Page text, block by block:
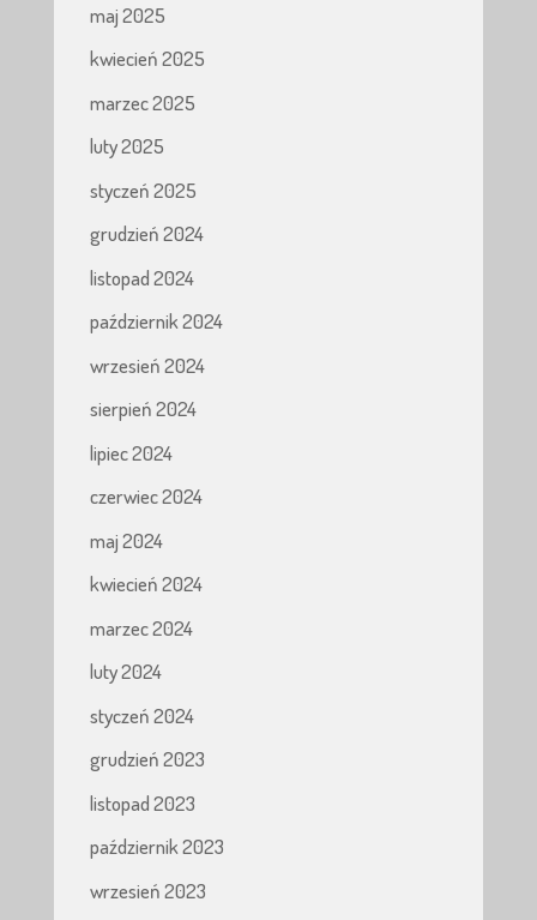
maj 2025
kwiecień 2025
marzec 2025
luty 2025
styczeń 2025
grudzień 2024
listopad 2024
październik 2024
wrzesień 2024
sierpień 2024
lipiec 2024
czerwiec 2024
maj 2024
kwiecień 2024
marzec 2024
luty 2024
styczeń 2024
grudzień 2023
listopad 2023
październik 2023
wrzesień 2023